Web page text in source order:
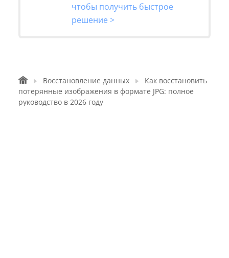
чтобы получить быстрое
решение >
Восстановление данных
Как восстановить
потерянные изображения в формате JPG: полное
руководство в 2026 году